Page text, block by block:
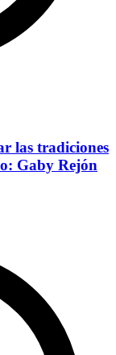
las tradiciones
Gaby Rejón